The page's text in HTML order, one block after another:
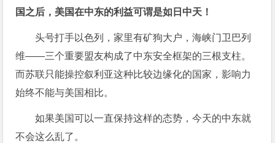
国之后，美国在中东的利益可谓是如日中天！
头号打手以色列，家里有矿狗大户，海峡门卫巴列
维——三个重要盟友构成了中东安全框架的三根支柱。
而苏联只能操控叙利亚这种比较边缘化的国家，影响力
始终不能与美国相比。
如果美国可以一直保持这样的态势，今天的中东就
不会这么乱了。